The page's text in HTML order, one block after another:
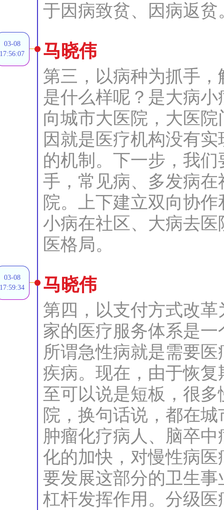
于因病致贫、因病返贫
03-08
17:56:07
马晓伟
第三，以病种为抓手
是什么样呢？是大病
向城市大医院，大医
因就是医疗机构没有
的机制。下一步，我
手，常见病、多发病
院。上下建立双向协
小病在社区、大病去
医格局。
03-08
17:59:34
马晓伟
第四，以支付方式改
家的医疗服务体系是
所谓急性病就是需要
疾病。现在，由于恢
至可以说是短板，很
院，换句话说，都在
肿瘤化疗病人、脑卒
化的加快，对慢性病
要发展这部分的卫生
杠杆发挥作用。分级